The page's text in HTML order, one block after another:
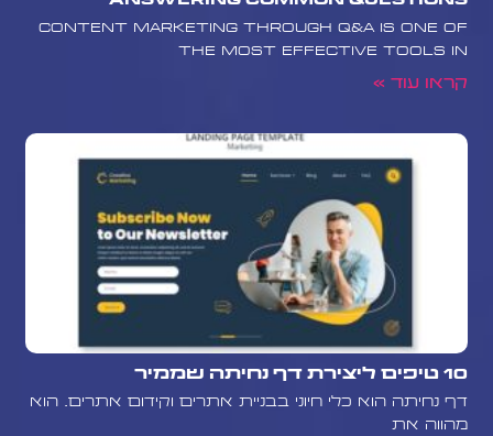
Content marketing through Q&A is one of
the most effective tools in
קראו עוד »
10 טיפים ליצירת דף נחיתה שממיר
דף נחיתה הוא כלי חיוני בבניית אתרים וקידום אתרים. הוא
מהווה את